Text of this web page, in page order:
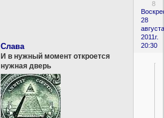
8
28
2011г.
20:30
Слава
И в нужный момент откроется
нужная дверь